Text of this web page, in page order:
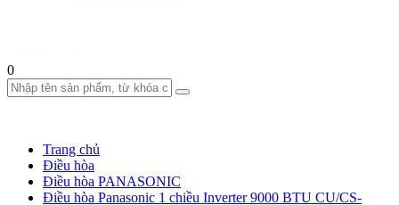
0
Trang chủ
Điều hòa
Điều hòa PANASONIC
Điều hòa Panasonic 1 chiều Inverter 9000 BTU CU/CS-